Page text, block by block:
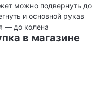
можно подвернуть до
и основной рукав
— до колена
в магазине